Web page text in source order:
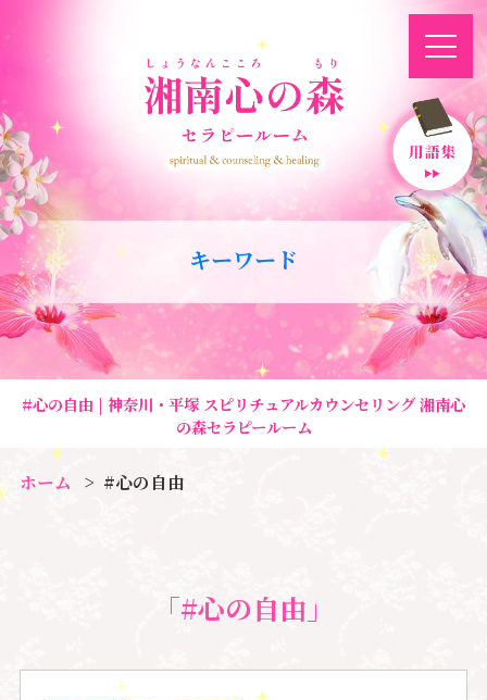
キーワード
#心の自由 | 神奈川・平塚 スピリチュアルカウンセリング 湘南心
の森セラピールーム
ホーム #心の自由
「#心の自由」